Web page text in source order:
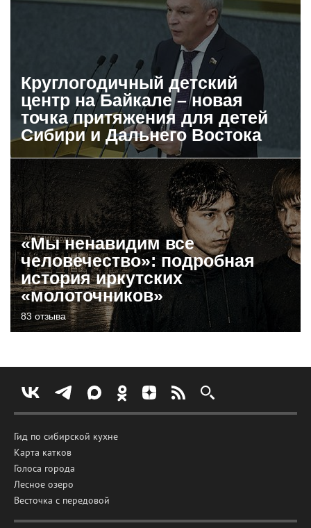
Круглогодичный детский
центр на Байкале – новая
точка притяжения для детей
Сибири и Дальнего Востока
«Мы ненавидим все
человечество»: подробная
история иркутских
«молоточников»
83 отзыва
Гид по сибирской кухне
Карта катков
Голоса города
Лесное озеро
Весточка с передовой